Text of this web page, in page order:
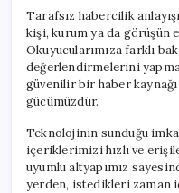
Tarafsız habercilik
kişi, kurum ya da görüşün
Okuyucularımıza farklı
değerlendirmelerini
güvenilir bir haber
gücümüzdür.
Teknolojinin sunduğu
içeriklerimizi hızlı ve
uyumlu altyapımız
yerden, istedikleri zaman